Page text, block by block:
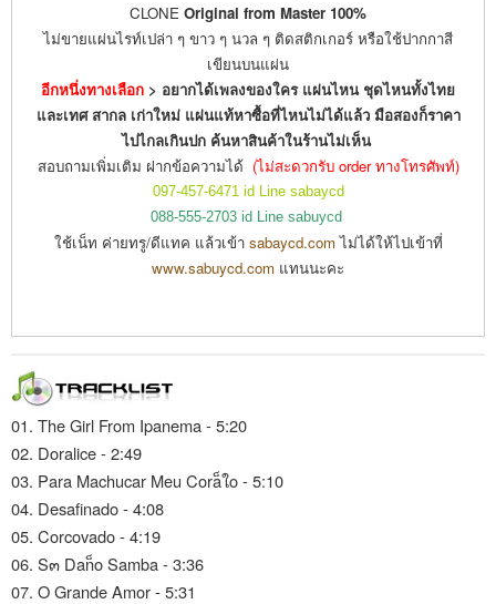
CLONE Original from Master 100%
ไม่ขายแผ่นไรท์เปล่า ๆ ขาว ๆ นวล ๆ ติดสติกเกอร์ หรือใช้ปากกาสี
เขียนบนแผ่น
อีกหนึ่งทางเลือก > อยากได้เพลงของใคร แผ่นไหน ชุดไหนทั้งไทย
และเทศ สากล เก่าใหม่ แผ่นแท้หาซื้อที่ไหนไม่ได้แล้ว มือสองก็ราคา
ไปไกลเกินปก ค้นหาสินค้าในร้านไม่เห็น
สอบถามเพิ่มเติม ฝากข้อความได้ (ไม่สะดวกรับ order ทางโทรศัพท์)
097-457-6471 id Line sabaycd
088-555-2703 id Line sabuycd
ใช้เน็ท ค่ายทรู/ดีแทค แล้วเข้า sabaycd.comไม่ได้ให้ไปเข้าที่
www.sabuycd.com แทนนะคะ
01. The Girl From Ipanema - 5:20
02. Doralice - 2:49
03. Para Machucar Meu Cora็ใo - 5:10
04. Desafinado - 4:08
05. Corcovado - 4:19
06. S๓ Dan็o Samba - 3:36
07. O Grande Amor - 5:31